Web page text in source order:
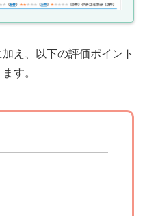
え、以下の評価ポイント
す。